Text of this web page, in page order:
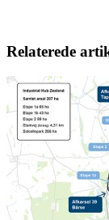
Relaterede